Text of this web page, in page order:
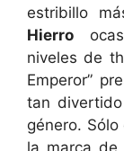
estribillo
Hierro
niveles de
Emperor”
tan
género.
la marca de